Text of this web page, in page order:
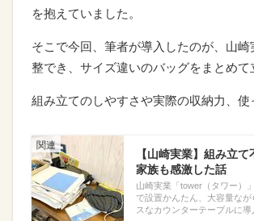
を抱えていました。
そこで今回、筆者が導入したのが、山
整でき、サイズ違いのバッグをまとめて
組み立てのしやすさや実際の収納力、
【山崎実業】組み立
家族も感激した話
山崎実業「tower（タワー）
で設置かんたん、大容量な
スなカウンターテーブルに